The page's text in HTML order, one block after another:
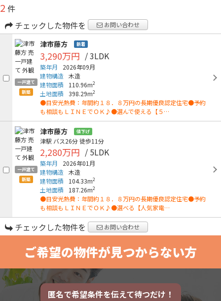
2 件
チェックした物件を
お問い合わせ
一戸建て
新築
津市藤方 新着
3,290万円 / 3LDK
築年月
2026年09月
建物構造 木造
建物面積
110.96m2
土地面積 398.29m2
●目安光熱費：年間約１８．８万円の長期優良認定住宅●予約
も相談もＬＩＮＥでＯＫ♪●選んで使える【５…
一戸建て
新築
津市藤方 値下げ
津駅 バス26分徒歩11分
2,280万円 / 5LDK
築年月
2026年01月
建物構造 木造
建物面積
104.33m2
土地面積 187.26m2
●目安光熱費：年間約１８．８万円の長期優良認定住宅●予約
も相談もＬＩＮＥでＯＫ♪●選べる【人気家電…
チェックした物件を お問い合わせ
ご希望の物件が見つからない方
匿名で希望条件を伝えて待つだけ！